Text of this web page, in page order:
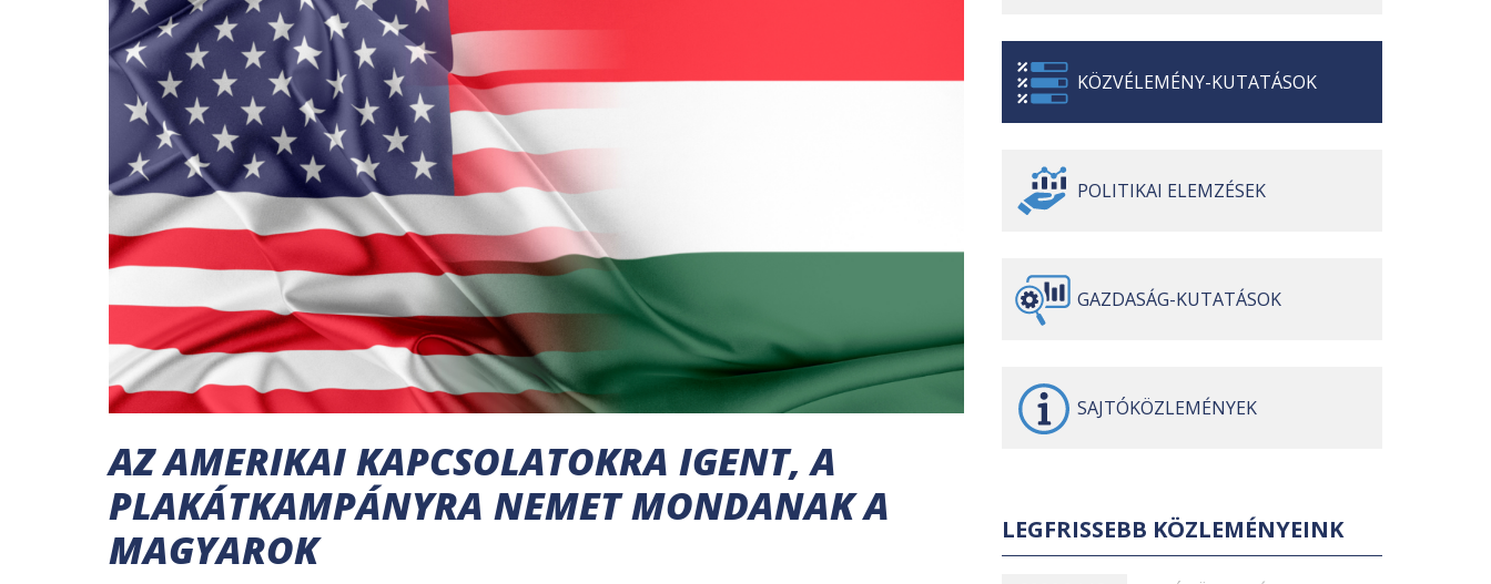
AZ AMERIKAI KAPCSOLATOKRA IGENT, A
PLAKÁTKAMPÁNYRA NEMET MONDANAK A
MAGYAROK
KÖZVÉLEMÉNY-KUTATÁSOK
POLITIKAI ELEMZÉSEK
GAZDASÁG-KUTATÁSOK
SAJTÓKÖZLEMÉNYEK
LEGFRISSEBB KÖZLEMÉNYEINK